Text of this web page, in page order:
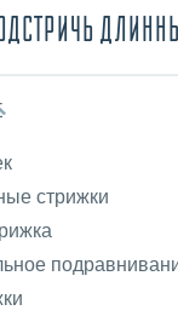
стрижки